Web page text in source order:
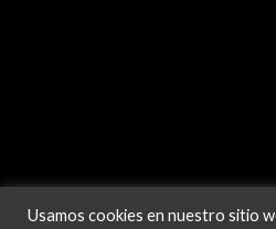
Usamos cookies en nuestro sitio